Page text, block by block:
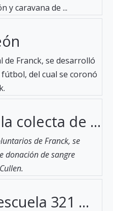
y caravana de ...
Franck, se desarrolló
del cual se coronó
colecta de ...
de Franck, se
donación de sangre
321 ...